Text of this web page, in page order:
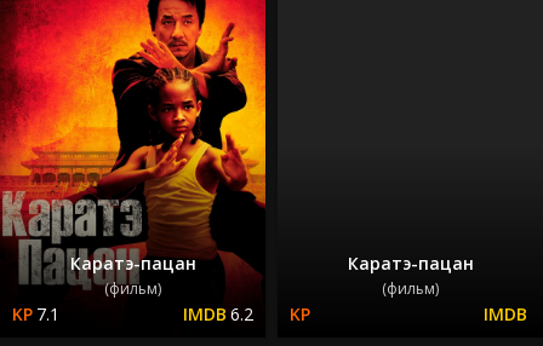
Каратэ-пацан
(фильм)
7.1 6.2
Каратэ-пацан
(фильм)